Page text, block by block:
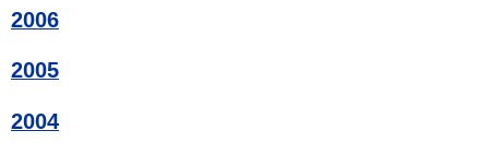
2006
2005
2004